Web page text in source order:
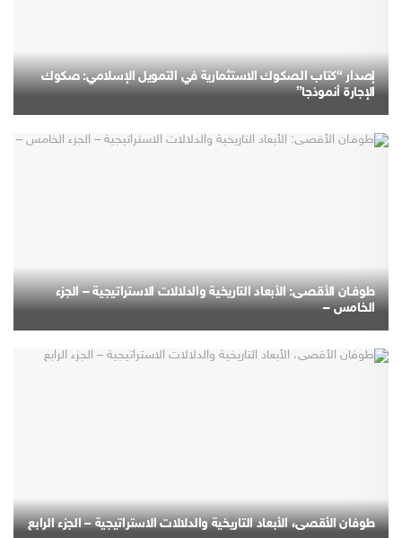
إصدار “كتاب الصكوك الاستثمارية في التمويل الإسلامي: صكوك
الإجارة أنموذجا”
طوفـان الأقصـى: الأبعاد التاريخية والدلالات الاستراتيجية – الجزء
الخامس –
طوفان الأقصى، الأبعاد التاريخية والدلالات الاستراتيجية – الجزء الرابع